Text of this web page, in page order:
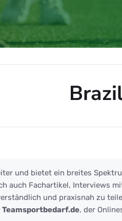
und bietet ein breites
auch Fachartikel, Interviews
und praxisnah zu
Teamsportbedarf.de, der